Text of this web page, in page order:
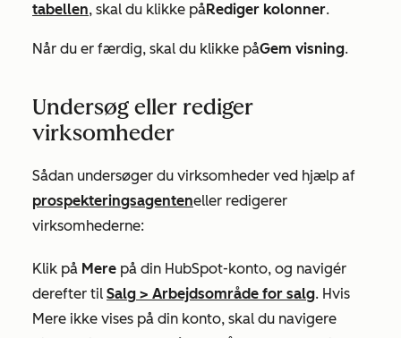
tabellen, skal du klikke påRediger kolonner.
Når du er færdig, skal du klikke påGem visning.
Undersøg eller rediger
virksomheder
Sådan undersøger du virksomheder ved hjælp af
prospekteringsagenteneller redigerer
virksomhederne:
Klik på Mere på din HubSpot-konto, og navigér
derefter til Salg > Arbejdsområde for salg. Hvis
Mere ikke vises på din konto, skal du navigere